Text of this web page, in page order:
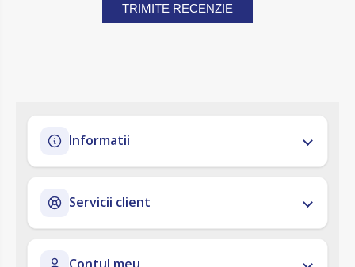
TRIMITE RECENZIE
Informatii
Servicii client